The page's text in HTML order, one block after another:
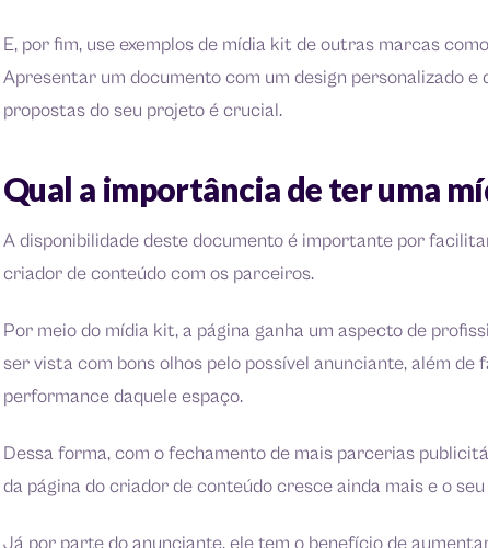
E, por fim, use exemplos de mídia kit de outras marcas
Apresentar um documento com um design personalizado e
propostas do seu projeto é crucial.
Qual a importância de ter uma
A disponibilidade deste documento é importante por
criador de conteúdo com os parceiros.
Por meio do mídia kit, a página ganha um aspecto de
ser vista com bons olhos pelo possível anunciante, além de
performance daquele espaço.
Dessa forma, com o fechamento de mais parcerias
da página do criador de conteúdo cresce ainda mais e o
Já por parte do anunciante, ele tem o benefício de